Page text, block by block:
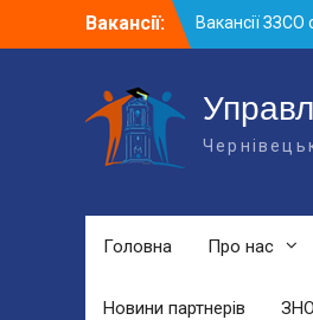
Вакансії:
Вакансії
Вакансії
підрозділах
р.
Головна Про нас
Новини партнерів